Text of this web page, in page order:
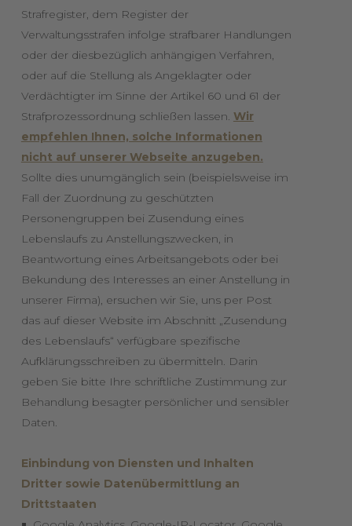
Strafregister, dem Register der
Verwaltungsstrafen infolge strafbarer Handlungen
oder der diesbezüglich anhängigen Verfahren,
oder auf die Stellung als Angeklagter oder
Verdächtigter im Sinne der Artikel 60 und 61 der
Strafprozessordnung schließen lassen. Wir
empfehlen Ihnen, solche Informationen
nicht auf unserer Webseite anzugeben.
Sollte dies unumgänglich sein (beispielsweise im
Fall der Zuordnung zu geschützten
Personengruppen bei Zusendung eines
Lebenslaufs zu Anstellungszwecken, in
Beantwortung eines Arbeitsangebots oder bei
Bekundung des Interesses an einer Anstellung in
unserer Firma), ersuchen wir Sie, uns per Post
das auf dieser Website im Abschnitt „Zusendung
des Lebenslaufs“ verfügbare spezifische
Aufklärungsschreiben zu übermitteln. Darin
geben Sie bitte Ihre schriftliche Zustimmung zur
Behandlung besagter persönlicher und sensibler
Daten.
Einbindung von Diensten und Inhalten
Dritter sowie Datenübermittlung an
Drittstaaten